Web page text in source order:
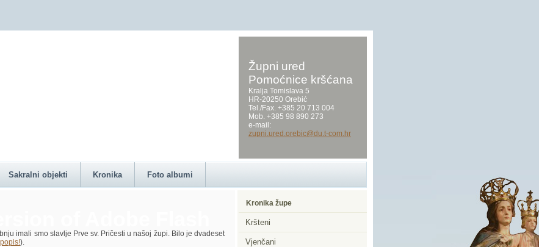
of Adobe Flash
Župni ured
Pomoćnice kršćana
Kralja Tomislava 5
HR-20250 Orebić
Tel./Fax. +385 20 713 004
Mob. +385 98 890 273
e-mail:
zupni.ured.orebic@du.t-com.hr
Sakralni objekti Kronika Foto albumi
Kronika župe
Kršteni
Vjenčani
imali smo slavlje Prve sv. Pričesti u našoj župi. Bilo je dvadeset
).